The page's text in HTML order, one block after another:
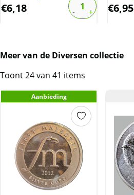
€6,18 €6,95
Meer van de Diversen collectie
Toont 24 van 41 items
Aanbieding